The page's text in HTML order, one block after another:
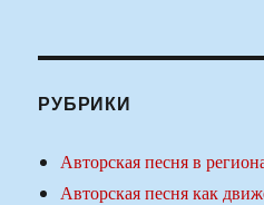
РУБРИКИ
Авторская песня в
Авторская песня как